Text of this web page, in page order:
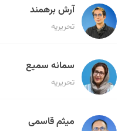
آرش برهمند
تحریریه
سمانه سمیع
تحریریه
میثم قاسمی